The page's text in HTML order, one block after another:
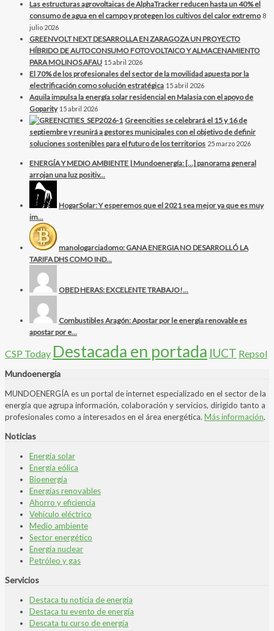
Las estructuras agrovoltaicas de AlphaTracker reducen hasta un 40% el
consumo de agua en el campo y protegen los cultivos del calor extremo 8
julio 2026
GREENVOLT NEXT DESARROLLA EN ZARAGOZA UN PROYECTO
HÍBRIDO DE AUTOCONSUMO FOTOVOLTAICO Y ALMACENAMIENTO
PARA MOLINOS AFAU 15 abril 2026
El 70% de los profesionales del sector de la movilidad apuesta por la
electrificación como solución estratégica 15 abril 2026
Aquila impulsa la energía solar residencial en Malasia con el apoyo de
Goparity 15 abril 2026
Greencities se celebrará el 15 y 16 de
septiembre y reunirá a gestores municipales con el objetivo de definir
soluciones sostenibles para el futuro de los territorios 25 marzo 2026
ENERGÍA Y MEDIO AMBIENTE | Mundoenergía: […] panorama general
arrojan una luz positiv...
HogarSolar: Y esperemos que el 2021 sea mejor ya que es muy
im...
manologarciadomo: GANA ENERGIA NO DESARROLLÓ LA
TARIFA DHS COMO IND...
OBED HERAS: EXCELENTE TRABAJO!...
Combustibles Aragón: Apostar por le energía renovable es
apostar por e...
CSP Today Destacada en portada IUCT Repsol
Mundoenergia
MUNDOENERGÍA es un portal de internet especializado en el sector de la
energía que agrupa información, colaboración y servicios, dirigido tanto a
profesionales como a interesados en el área energética. Más información.
Noticias
Energía solar
Energía eólica
Bioenergía
Energías renovables
Ahorro y eficiencia
Vehículo eléctrico
Medio ambiente
Sector energético
Energía nuclear
Petróleo y gas
Servicios
Destaca tu noticia de energía
Destaca tu evento de energía
Descata tu curso de energía